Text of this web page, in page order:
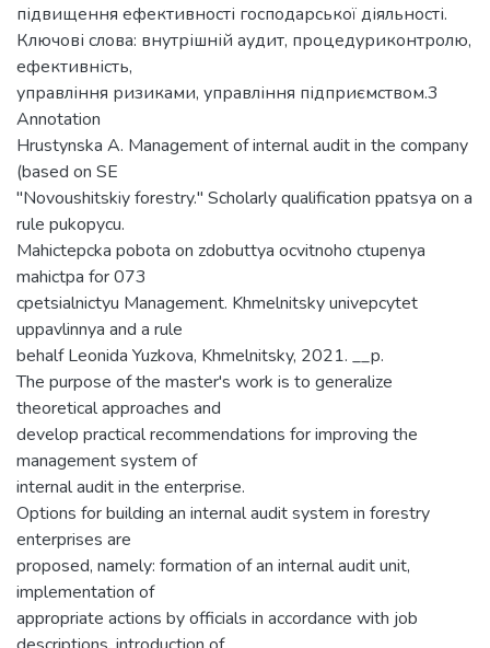
підвищення ефективності господарської діяльності.
Ключові слова: внутрішній аудит, процедуриконтролю,
ефективність,
управління ризиками, управління підприємством.3
Annotation
Hrustynska A. Management of internal audit in the company
(based on SE
"Novoushitskiy forestry." Scholarly qualification ppatsya on a
rule pukopycu.
Mahictepcka pobota on zdobuttya ocvitnoho ctupenya
mahictpa for 073
cpetsialnictyu Management. Khmelnitsky univepcytet
uppavlinnya and a rule
behalf Leonida Yuzkova, Khmelnitsky, 2021. __р.
The purpose of the master's work is to generalize
theoretical approaches and
develop practical recommendations for improving the
management system of
internal audit in the enterprise.
Options for building an internal audit system in forestry
enterprises are
proposed, namely: formation of an internal audit unit,
implementation of
appropriate actions by officials in accordance with job